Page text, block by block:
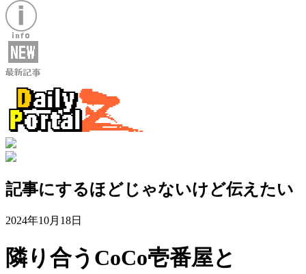
記事にするほどじゃないけど伝えたい
2024年10月18日
隣り合うCoCo壱番屋と